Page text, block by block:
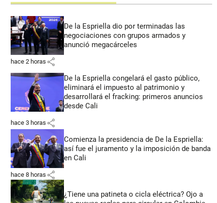
De la Espriella dio por terminadas las
negociaciones con grupos armados y
anunció megacárceles
hace 2 horas share
De la Espriella congelará el gasto público,
eliminará el impuesto al patrimonio y
desarrollará el fracking: primeros anuncios
desde Cali
hace 3 horas share
Comienza la presidencia de De la Espriella:
así fue el juramento y la imposición de banda
en Cali
hace 8 horas share
¿Tiene una patineta o cicla eléctrica? Ojo a